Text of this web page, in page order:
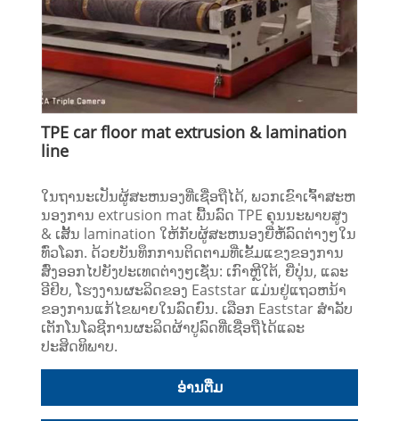
TPE car floor mat extrusion & lamination
line
ໃນຖານະເປັນຜູ້ສະຫນອງທີ່ເຊື່ອຖືໄດ້, ພວກເຂົາເຈົ້າສະຫ
ນອງການ extrusion mat ພື້ນລົດ TPE ຄຸນນະພາບສູງ
& ເສັ້ນ lamination ໃຫ້ກັບຜູ້ສະຫນອງຍີ່ຫໍ້ລົດຕ່າງໆໃນ
ທົ່ວໂລກ. ດ້ວຍບັນທຶກການຕິດຕາມທີ່ເຂັ້ມແຂງຂອງການ
ສົ່ງອອກໄປຍັງປະເທດຕ່າງໆເຊັ່ນ: ເກົາຫຼີໃຕ້, ຍີ່ປຸ່ນ, ແລະ
ອີຢິບ, ໂຮງງານຜະລິດຂອງ Eaststar ແມ່ນຢູ່ແຖວຫນ້າ
ຂອງການແກ້ໄຂພາຍໃນລົດຍົນ. ເລືອກ Eaststar ສໍາລັບ
ເຕັກໂນໂລຊີການຜະລິດຜ້າປູລົດທີ່ເຊື່ອຖືໄດ້ແລະ
ປະສິດທິພາບ.
ອ່ານ​ຕື່ມ